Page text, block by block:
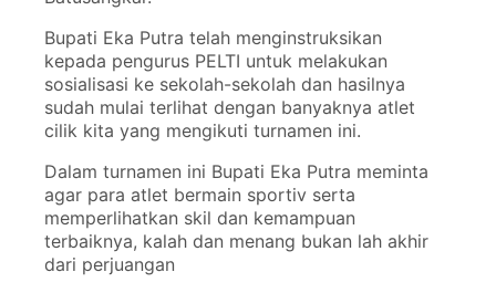
Bupati Eka Putra telah menginstruksikan
kepada pengurus PELTI untuk melakukan
sosialisasi ke sekolah-sekolah dan hasilnya
sudah mulai terlihat dengan banyaknya atlet
cilik kita yang mengikuti turnamen ini.
Dalam turnamen ini Bupati Eka Putra meminta
agar para atlet bermain sportiv serta
memperlihatkan skil dan kemampuan
terbaiknya, kalah dan menang bukan lah akhir
dari perjuangan